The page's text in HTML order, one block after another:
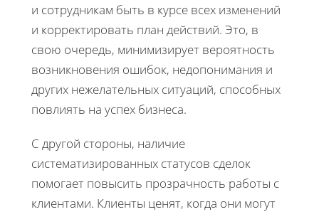
и сотрудникам быть в курсе всех изменений
и корректировать план действий. Это, в
свою очередь, минимизирует вероятность
возникновения ошибок, недопонимания и
других нежелательных ситуаций, способных
повлиять на успех бизнеса.
С другой стороны, наличие
систематизированных статусов сделок
помогает повысить прозрачность работы с
клиентами. Клиенты ценят, когда они могут